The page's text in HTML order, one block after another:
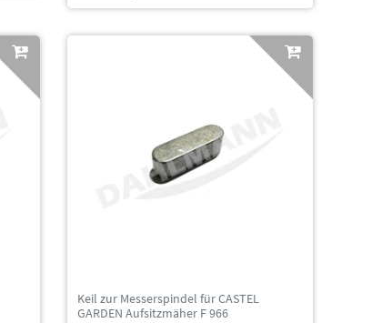
Keil zur Messerspindel für CASTEL
GARDEN Aufsitzmäher F 966